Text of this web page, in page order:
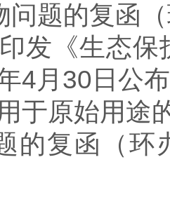
问题的复函
《生态保
4月30日公
原始用途的
的复函（环